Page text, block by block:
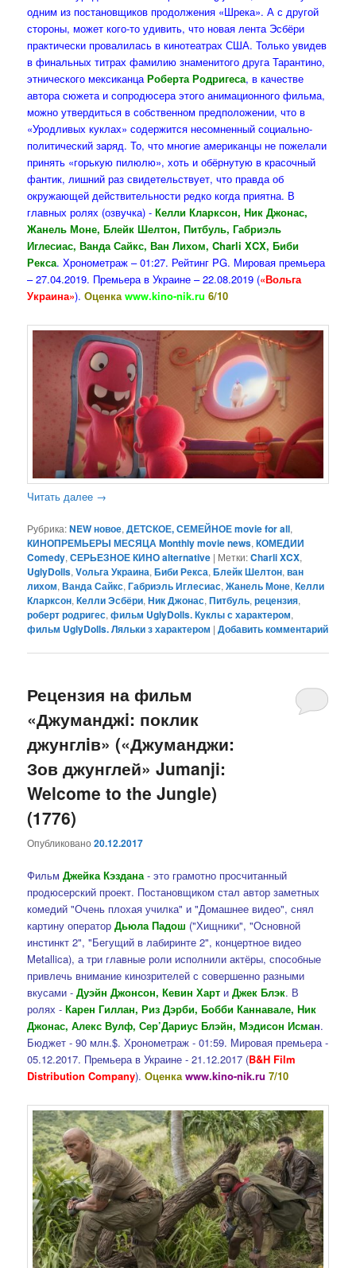
одним из постановщиков продолжения «Шрека». А с другой
стороны, может кого-то удивить, что новая лента Эсбёри
практически провалилась в кинотеатрах США. Только увидев
в финальных титрах фамилию знаменитого друга Тарантино,
этнического мексиканцаРоберта Родригеса, в качестве
автора сюжета и сопродюсера этого анимационного фильма,
можно утвердиться в собственном предположении, что в
«Уродливых куклах» содержится несомненный социально-
политический заряд. То, что многие американцы не пожелали
принять «горькую пилюлю», хоть и обёрнутую в красочный
фантик, лишний раз свидетельствует, что правда об
окружающей действительности редко когда приятна. В
главных ролях (озвучка) -Келли Кларксон, Ник Джонас,
Жанель Моне, Блейк Шелтон, Питбуль, Габриэль
Иглесиас, Ванда Сайкс, Ван Лихом, Charli XCX, Биби
Рекса. Хронометраж – 01:27. Рейтинг PG. Мировая премьера
– 27.04.2019. Премьера в Украине – 22.08.2019 («Вольга
Украина»).Оценка www.kino-nik.ru 6/10
Читать далее →
Рубрика:NEW новое,ДЕТСКОЕ, СЕМЕЙНОЕ movie for all,
КИНОПРЕМЬЕРЫ МЕСЯЦА Monthly movie news,КОМЕДИИ
Comedy,СЕРЬЕЗНОЕ КИНО alternative | Метки:Charli XCX,
UglyDolls,Vольга Украина,Биби Рекса,Блейк Шелтон,ван
лихом,Ванда Сайкс,Габриэль Иглесиас,Жанель Моне,Келли
Кларксон,Келли Эсбёри,Ник Джонас,Питбуль,рецензия,
роберт родригес,фильм UglyDolls. Куклы с характером,
фильм UglyDolls. Ляльки з характером |Добавить комментарий
Рецензия на фильм
«Джуманджi: поклик
джунглiв» («Джуманджи:
Зов джунглей» Jumanji:
Welcome to the Jungle)
(1776)
Опубликовано20.12.2017
ФильмДжейка Кэздана - это грамотно просчитанный
продюсерский проект. Постановщиком стал автор заметных
комедий "Очень плохая училка" и "Домашнее видео", снял
картину оператор Дьюла Падош ("Хищники", "Основной
инстинкт 2", "Бегущий в лабиринте 2", концертное видео
Metallica), а три главные роли исполнили актёры, способные
привлечь внимание кинозрителей с совершенно разными
вкусами - Дуэйн Джонсон, Кевин Харт и Джек Блэк. В
ролях -Карен Гиллан, Риз Дэрби, Бобби Каннавале, Ник
Джонас, Алекс Вулф, Сер’Дариус Блэйн, Мэдисон Исман.
Бюджет - 90 млн.$. Хронометраж - 01:59. Мировая премьера -
05.12.2017. Премьера в Украине - 21.12.2017 (B&H Film
Distribution Company).Оценкаwww.kino-nik.ru 7/10